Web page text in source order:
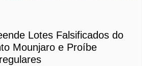
Lotes Falsificados do
Mounjaro e Proíbe